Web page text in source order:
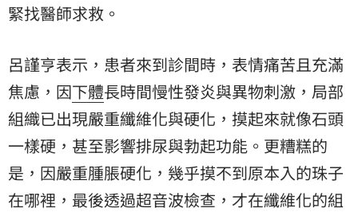
緊找醫師求救。
呂謹亨表示，患者來到診間時，表情痛苦且充滿
焦慮，因下體長時間慢性發炎與異物刺激，局部
組織已出現嚴重纖維化與硬化，摸起來就像石頭
一樣硬，甚至影響排尿與勃起功能。更糟糕的
是，因嚴重腫脹硬化，幾乎摸不到原本入的珠子
在哪裡，最後透過超音波檢查，才在纖維化的組